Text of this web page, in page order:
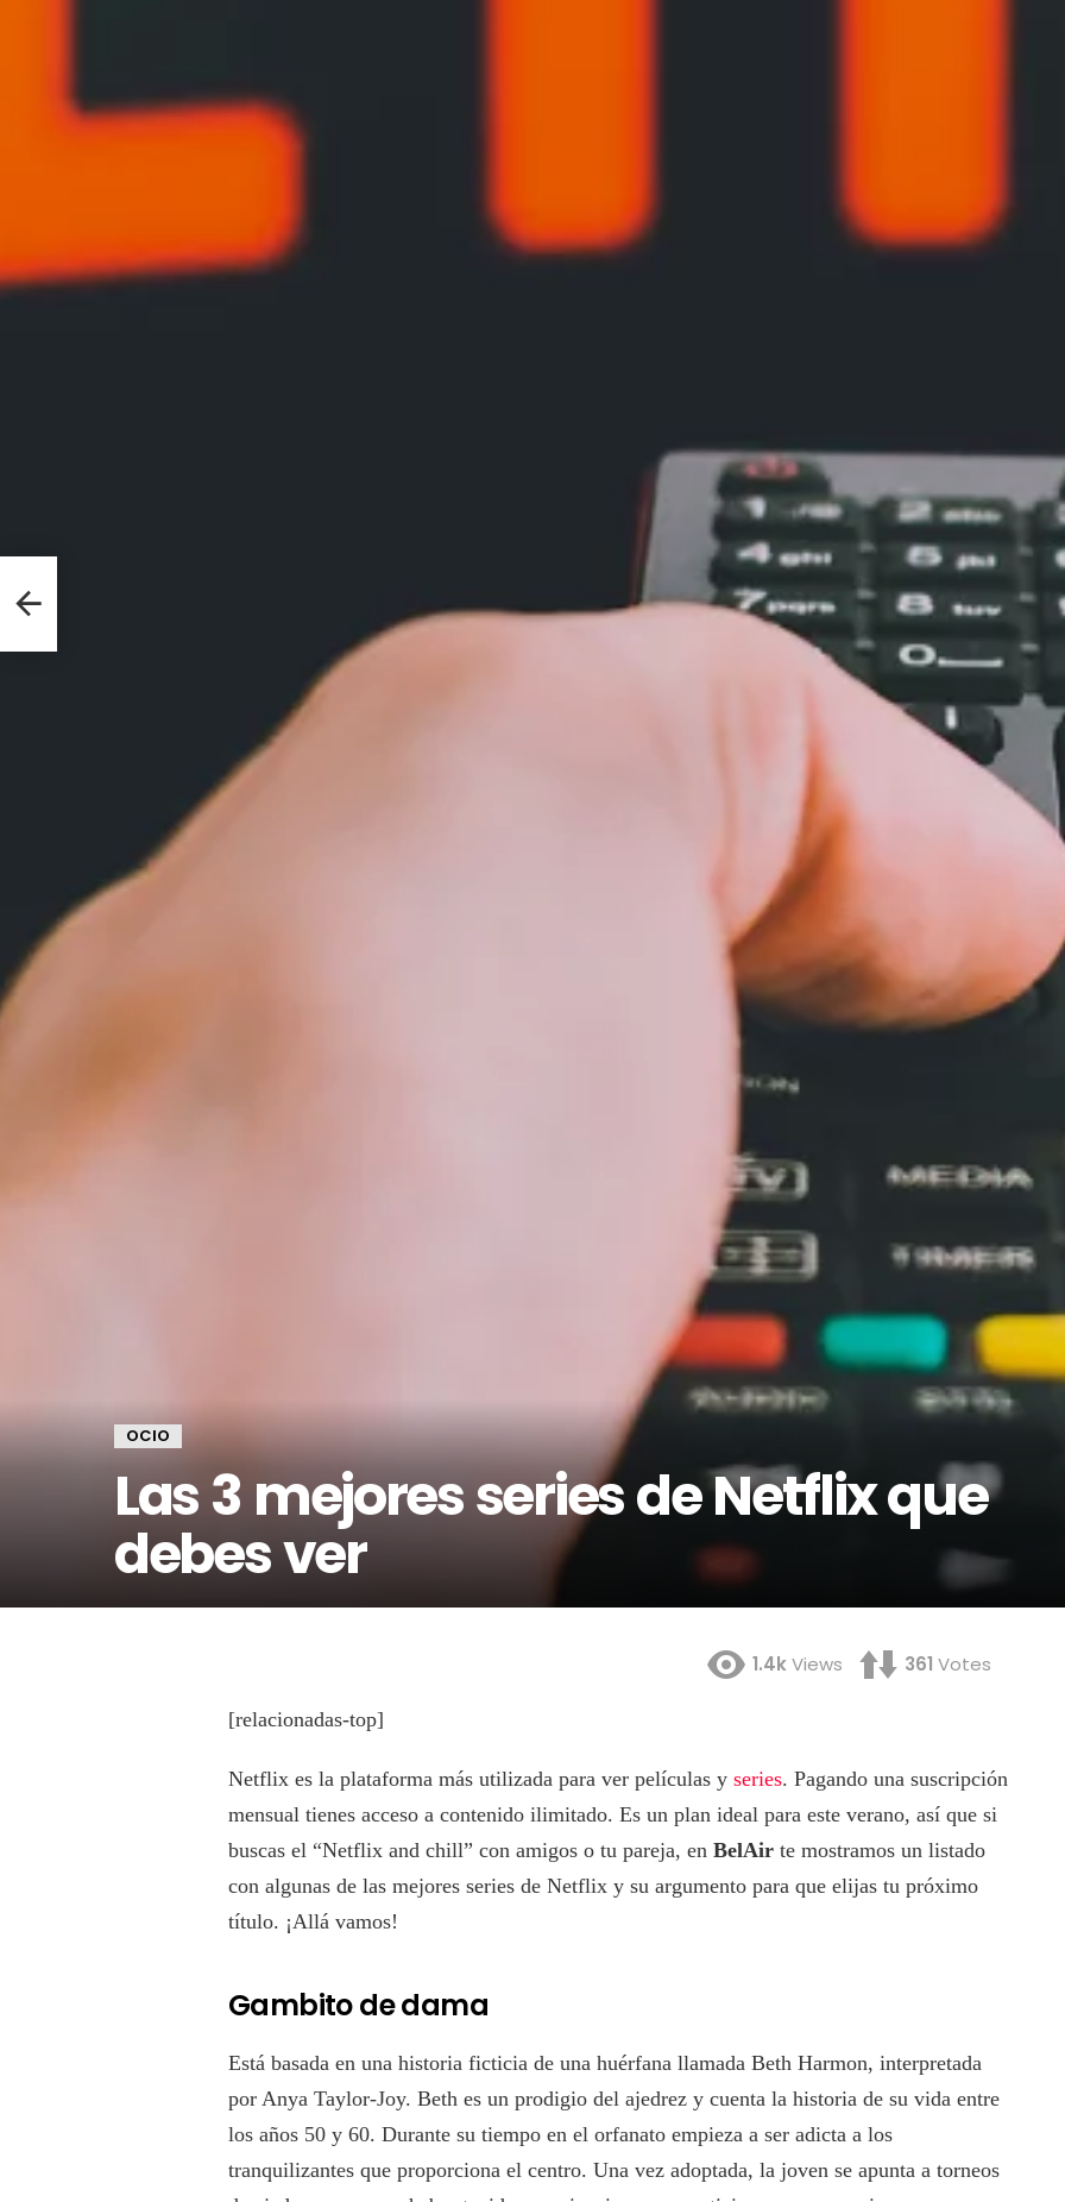
OCIO
Las 3 mejores series de Netflix que
debes ver
1.4kViews 361 Votes
[relacionadas-top]
Netflix es la plataforma más utilizada para ver películas y series. Pagando una suscripción
mensual tienes acceso a contenido ilimitado. Es un plan ideal para este verano, así que si
buscas el “Netflix and chill” con amigos o tu pareja, en BelAir te mostramos un listado
con algunas de las mejores series de Netflix y su argumento para que elijas tu próximo
título. ¡Allá vamos!
Gambito de dama
Está basada en una historia ficticia de una huérfana llamada Beth Harmon, interpretada
por Anya Taylor-Joy. Beth es un prodigio del ajedrez y cuenta la historia de su vida entre
los años 50 y 60. Durante su tiempo en el orfanato empieza a ser adicta a los
tranquilizantes que proporciona el centro. Una vez adoptada, la joven se apunta a torneos